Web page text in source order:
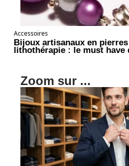
Accessoires
Bijoux artisanaux en
lithothérapie : le must have
Zoom sur ...